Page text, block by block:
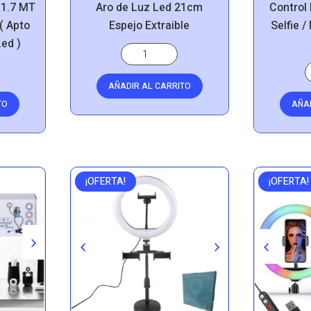
MT
Apto
)
Aro de Luz Led 21cm
Espejo Extraible
AÑADIR AL CARRITO
Control
Selfie /
¡OFERTA! ¡OFERTA!